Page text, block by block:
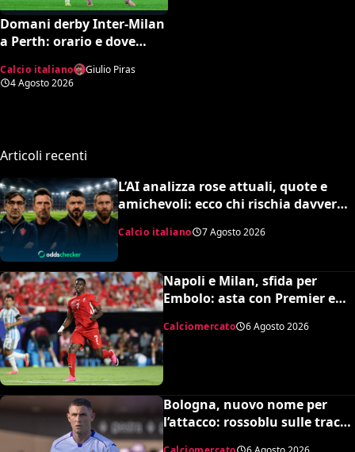
Domani derby Inter-Milan
a Perth: orario e dove
Calcio italiano
Giulio Piras
4 Agosto 2026
Articoli recenti
L’AI analizza rose attuali, quote e
amichevoli: ecco chi rischia davvero
un’insospettabile
Calcio italiano 7 Agosto 2026
Napoli e Milan, sfida per
Embolo: asta con Premier e
MLS, il prezzo
Calciomercato 6 Agosto 2026
Bologna, nuovo nome per
l’attacco: rossoblu sulle tracce